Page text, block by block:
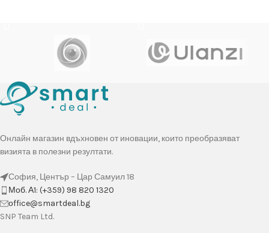
Онлайн магазин вдъхновен от иновации, които преобразяват
визията в полезни резултати.
София, Център – Цар Самуил 18
Моб. А1: (+359) 98 820 1320
оffice@smartdeal.bg
SNP Team Ltd.